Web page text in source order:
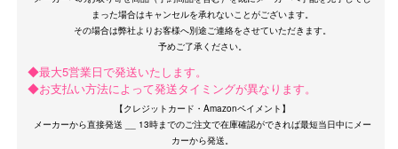
まった場合はキャンセルを承れないことがございます。
その場合は弊社よりお客様へ別途ご連絡をさせていただきます。
◆最大5営業日で発送いたします。
◆お支払い方法によって発送タイミングが異なります。
【クレジットカード・Amazonペイメント】
メーカーから直接発送 __ 13時までのご注文で在庫確認ができれば最短当日中にメー
カーから発送。